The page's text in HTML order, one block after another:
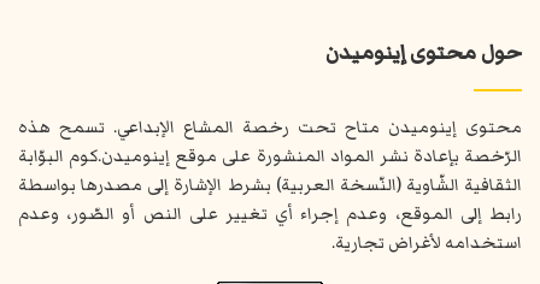
حول محتوى إينوميدن
محتوى إينوميدن متاح تحت رخصة المشاع الإبداعي. تسمح هذه
الرّخصة بإعادة نشر المواد المنشورة على موقع إينوميدن.كوم البوّابة
الثقافية الشّاوية (النّسخة العربية) بشرط الإشارة إلى مصدرها بواسطة
رابط إلى الموقع، وعدم إجراء أي تغيير على النص أو الصّور، وعدم
استخدامه لأغراض تجارية.